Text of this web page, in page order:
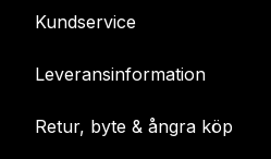
Kundservice
Leveransinformation
Retur, byte & ångra köp